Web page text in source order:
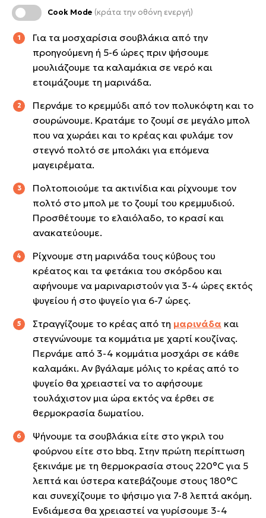
Cook Mode (κράτα την οθόνη ενεργή)
Για τα μοσχαρίσια σουβλάκια από την
προηγούμενη ή 5-6 ώρες πριν ψήσουμε
μουλιάζουμε τα καλαμάκια σε νερό και
ετοιμάζουμε τη μαρινάδα.
Περνάμε το κρεμμύδι από τον πολυκόφτη και το
σουρώνουμε. Κρατάμε το ζουμί σε μεγάλο μπολ
που να χωράει και το κρέας και φυλάμε τον
στεγνό πολτό σε μπολάκι για επόμενα
μαγειρέματα.
Πολτοποιούμε τα ακτινίδια και ρίχνουμε τον
πολτό στο μπολ με το ζουμί του κρεμμυδιού.
Προσθέτουμε το ελαιόλαδο, το κρασί και
ανακατεύουμε.
Ρίχνουμε στη μαρινάδα τους κύβους του
κρέατος και τα φετάκια του σκόρδου και
αφήνουμε να μαριναριστούν για 3-4 ώρες εκτός
ψυγείου ή στο ψυγείο για 6-7 ώρες.
Στραγγίζουμε το κρέας από τη μαρινάδα και
στεγνώνουμε τα κομμάτια με χαρτί κουζίνας.
Περνάμε από 3-4 κομμάτια μοσχάρι σε κάθε
καλαμάκι. Αν βγάλαμε μόλις το κρέας από το
ψυγείο θα χρειαστεί να το αφήσουμε
τουλάχιστον μια ώρα εκτός να έρθει σε
θερμοκρασία δωματίου.
Ψήνουμε τα σουβλάκια είτε στο γκριλ του
φούρνου είτε στο bbq. Στην πρώτη περίπτωση
ξεκινάμε με τη θερμοκρασία στους 220°C για 5
λεπτά και ύστερα κατεβάζουμε στους 180°C
και συνεχίζουμε το ψήσιμο για 7-8 λεπτά ακόμη.
Ενδιάμεσα θα χρειαστεί να γυρίσουμε 3-4